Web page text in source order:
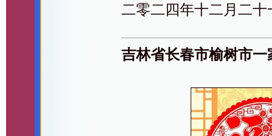
二零二四年十二月二十
吉林省长春市榆树市